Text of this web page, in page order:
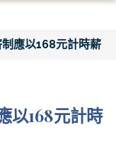
應以168元計時薪
以168元計時